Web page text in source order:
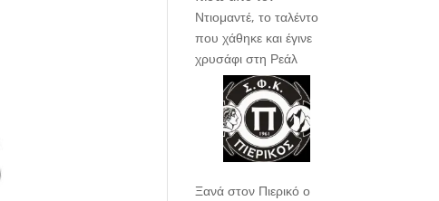
Ντιομαντέ, το ταλέντο
που χάθηκε και έγινε
χρυσάφι στη Ρεάλ
Ξανά στον Πιερικό ο